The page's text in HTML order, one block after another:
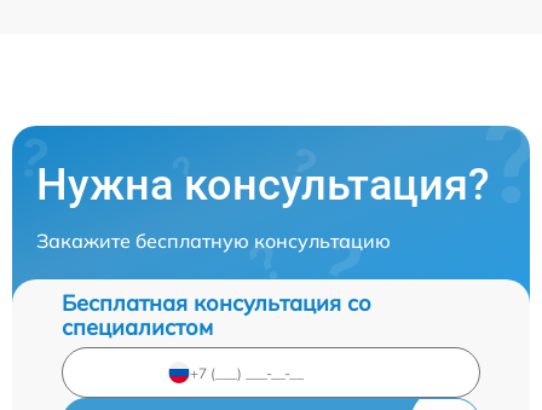
Нужна консультация?
Закажите бесплатную консультацию
Бесплатная консультация со
специалистом